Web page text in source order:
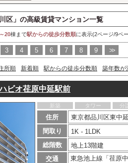
区」の高級賃貸マンション一覧
20棟まで駅からの徒歩分数順に表示(2ページ/9ペ
3 4 5 6 7 8 9 >>
所順 新着順 駅からの徒歩分数順 築年数が
ビオ荏原中延駅前
新築 タワー 分
住所
東京都品川区東中
間取り
1K - 1LDK
総階数
地上13階建
交通
東急池上線「荏原